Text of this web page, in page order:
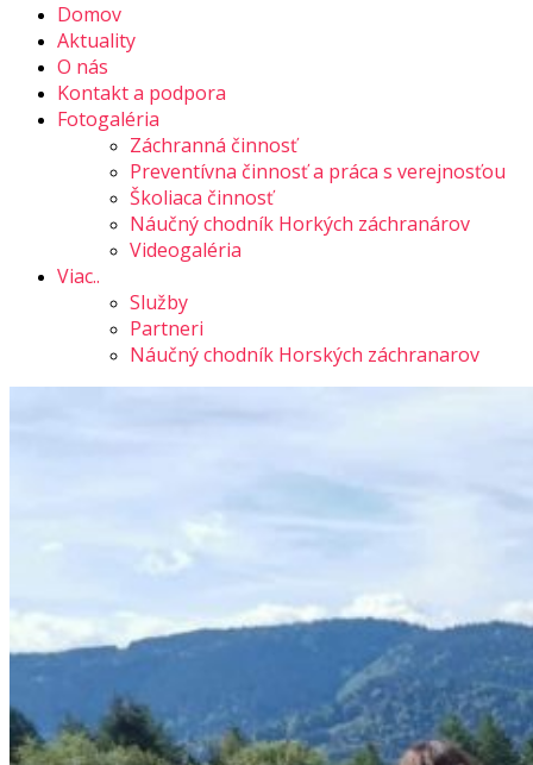
Domov
Aktuality
O nás
Kontakt a podpora
Fotogaléria
Záchranná činnosť
Preventívna činnosť a práca s verejnosťou
Školiaca činnosť
Náučný chodník Horkých záchranárov
Videogaléria
Viac..
Služby
Partneri
Náučný chodník Horských záchranarov